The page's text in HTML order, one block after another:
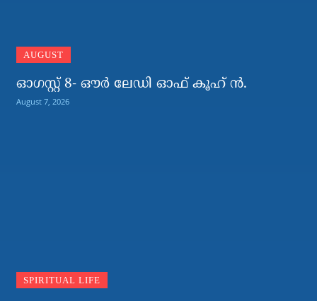
AUGUST
ഓഗസ്റ്റ് 8- ഔര്‍ ലേഡി ഓഫ് കൂഹ് ന്‍.
August 7, 2026
SPIRITUAL LIFE